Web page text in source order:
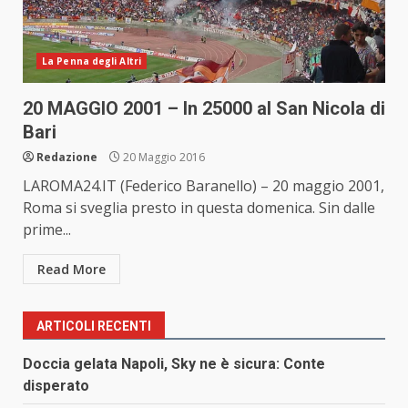
La Penna degli Altri
20 MAGGIO 2001 – In 25000 al San Nicola di
Bari
Redazione 20 Maggio 2016
LAROMA24.IT (Federico Baranello) – 20 maggio 2001,
Roma si sveglia presto in questa domenica. Sin dalle
prime...
Read More
ARTICOLI RECENTI
Doccia gelata Napoli, Sky ne è sicura: Conte
disperato